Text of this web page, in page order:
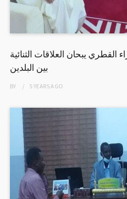
القطري يبحان العلاقات الثنائية
بين البلدين
BY 5 YEARSAGO